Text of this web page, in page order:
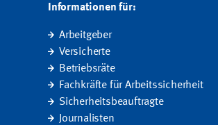
Informationen für:
Arbeitgeber
Versicherte
Betriebsräte
Fachkräfte für Arbeitssicherheit
Sicherheitsbeauftragte
Journalisten